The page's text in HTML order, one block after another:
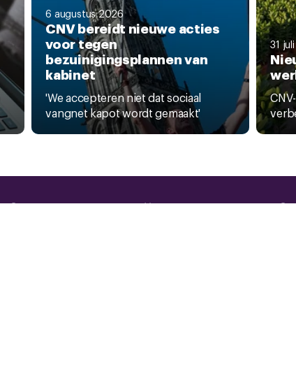
6 augustus 2026
CNV bereidt nieuwe acties
voor tegen
bezuinigingsplannen van
kabinet
'We accepteren niet dat sociaal
vangnet kapot wordt gemaakt'
31
Contact
Vacatures